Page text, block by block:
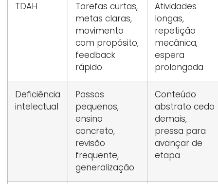
TDAH
Tarefas curtas,
metas claras,
movimento
com propósito,
feedback
rápido
Atividades
longas,
repetição
mecânica,
espera
prolongada
Deficiência
intelectual
Passos
pequenos,
ensino
concreto,
revisão
frequente,
generalização
Conteúdo
abstrato cedo
demais,
pressa para
avançar de
etapa